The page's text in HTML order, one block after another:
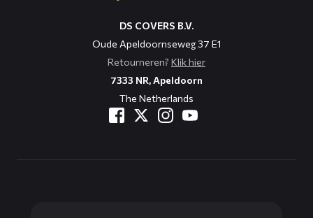
DS COVERS B.V.
Oude Apeldoornseweg 37 E1
Retourneren? Klik hier
7333 NR, Apeldoorn
The Netherlands